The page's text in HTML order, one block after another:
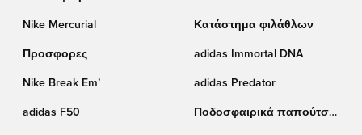
Nike Mercurial Κατάστημα φιλάθλων
Προσφορες adidas Immortal DNA
Nike Break Em’ adidas Predator
adidas F50
Ποδοσφαιρικά παπούτσια